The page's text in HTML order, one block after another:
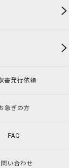
書発行依頼
急ぎの方
FAQ
問い合わせ